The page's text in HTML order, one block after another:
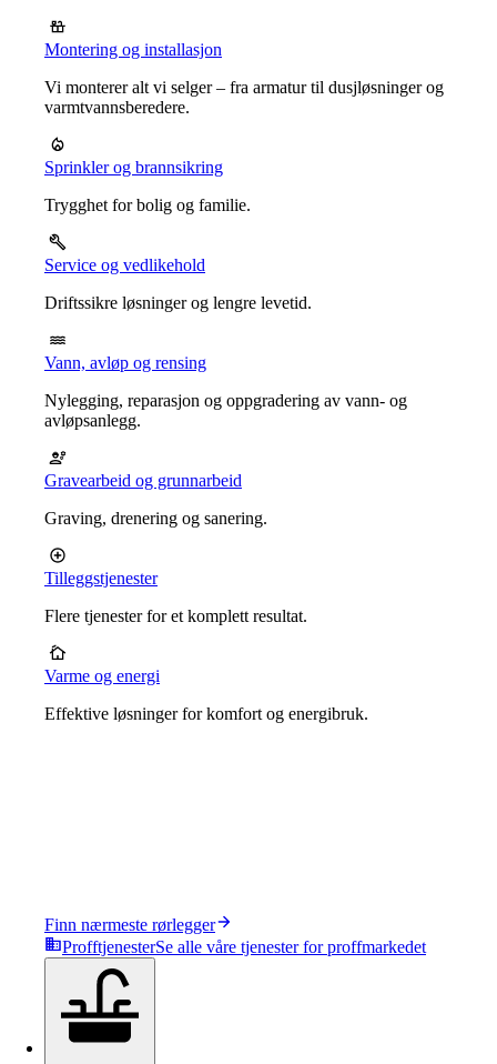
Montering og installasjon
Vi monterer alt vi selger – fra armatur til dusjløsninger og
varmtvannsberedere.
Sprinkler og brannsikring
Trygghet for bolig og familie.
Service og vedlikehold
Driftssikre løsninger og lengre levetid.
Vann, avløp og rensing
Nylegging, reparasjon og oppgradering av vann- og
avløpsanlegg.
Gravearbeid og grunnarbeid
Graving, drenering og sanering.
Tilleggstjenester
Flere tjenester for et komplett resultat.
Varme og energi
Effektive løsninger for komfort og energibruk.
Finn nærmeste rørlegger
ProfftjenesterSe alle våre tjenester for proffmarkedet